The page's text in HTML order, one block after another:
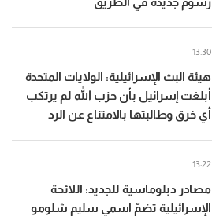
هيئة البث الإسرائيلية: الولايات المتحدة
أبلغت إسرائيل بأن حزب الله لم يرتكب
أي خرق وطالبتها بالامتناع عن الرد
13:30
مصادر دبلوماسية للجديد: اللائحة
الإسرائيلية تضمّ اسمي سليم شلومو
13:22